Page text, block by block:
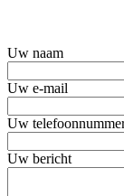
Uw naam
Uw e-mail
Uw
Uw bericht